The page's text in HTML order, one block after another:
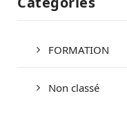
FORMATION
Non classé